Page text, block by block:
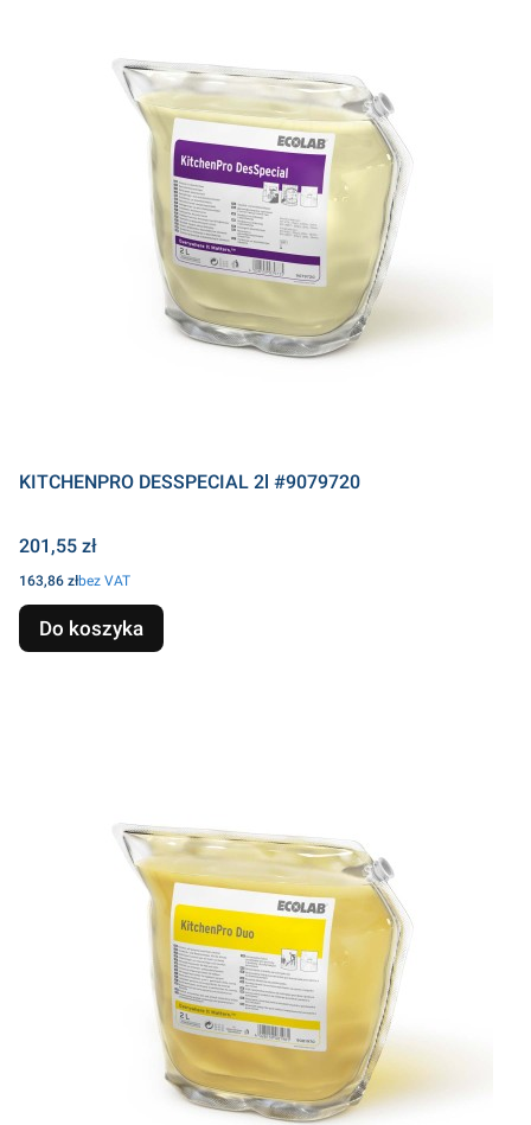
KITCHENPRO DESSPECIAL 2l #9079720
Cena
201,55 zł
Cena
163,86 złbez VAT
Do koszyka